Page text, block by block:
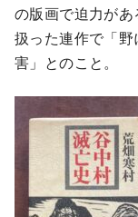
の版画で迫力が
扱った連作で「
害」とのこと。